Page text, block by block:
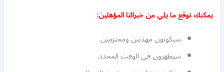
يمكنك توقع ما يلي من خبرائنا المؤهلين:
سيكونون مهذبين ومحترمين.
سيظهرون في الوقت المحدد.